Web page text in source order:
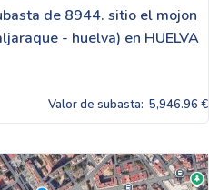
de 8944. sitio el mojon
- huelva) en HUELVA
Valor de subasta: 5,946.96 €